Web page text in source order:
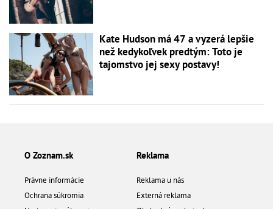
Kate Hudson má 47 a vyzerá lepšie
než kedykoľvek predtým: Toto je
tajomstvo jej sexy postavy!
O Zoznam.sk
Právne informácie
Ochrana súkromia
Reklama
Reklama u nás
Externá reklama